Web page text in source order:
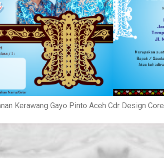
Kerawang Gayo Pinto Aceh Cdr Design Corel